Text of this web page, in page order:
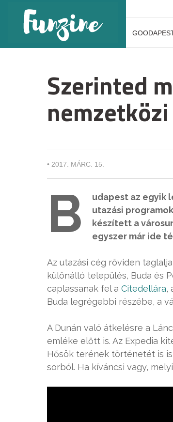
Szerinted
• 2017. MÁRC. 15.
B
udapest az egyik
utazási
készített a
egyszer már ide
Az utazási cég röviden
különálló település, Buda és
caplassanak fel a Citedellára,
Buda legrégebbi részébe, a
A Dunán való átkelésre a
emléke előtt is. Az Expedia
Hősök terének történetét is
sorból. Ha kíváncsi vagy,